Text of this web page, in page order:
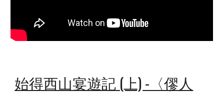
始得西山宴遊記 (上) -〈僇人